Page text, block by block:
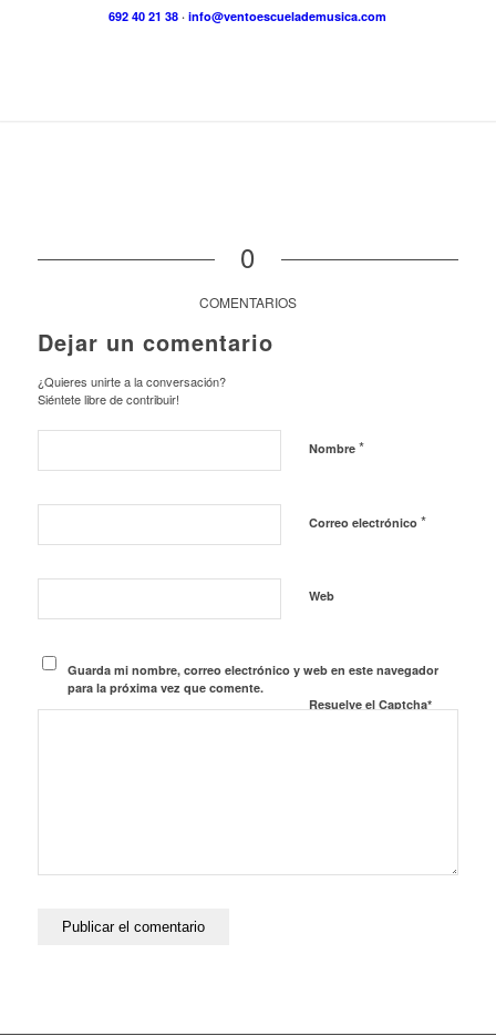
692 40 21 38 ·info@ventoescuelademusica.com
0
COMENTARIOS
Dejar un comentario
¿Quieres unirte a la conversación?
Siéntete libre de contribuir!
Nombre *
Correo electrónico *
Web
Guarda mi nombre, correo electrónico y web en este navegador
para la próxima vez que comente.
Resuelve el Captcha*